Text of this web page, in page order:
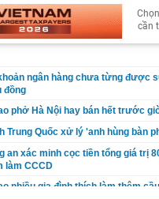
cần
ngân hàng chưa từng được
đồng
phở Hà Nội hay bán hết trước
Trung Quốc xử lý 'anh hùng bàn
an xác minh cọc tiền tổng giá trị
làm CCCD
nhiều gia đình thích làm thêm